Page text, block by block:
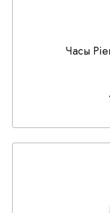
Часы